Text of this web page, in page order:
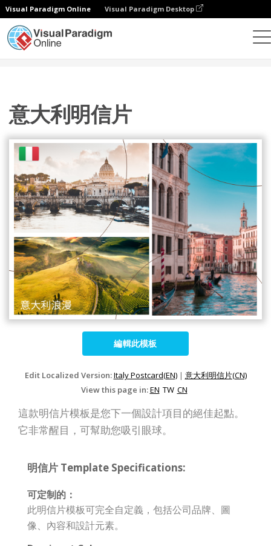
Visual Paradigm Online Visual Paradigm Desktop
意大利明信片
編輯此模板
Edit Localized Version:Italy Postcard(EN)| 意大利明信片(CN)
View this page in:EN TW CN
這款明信片模板是您下一個設計項目的絕佳起點。
它非常醒目，可幫助您吸引眼球。
明信片 Template Specifications:
可定制的：
此明信片模板可完全自定義，包括公司品牌、圖
像、內容和設計元素。